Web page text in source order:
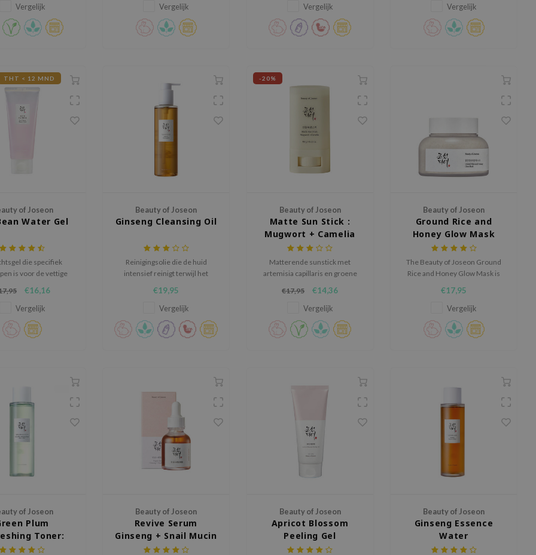
Vergelijk
effect.
Vergelijk Vergelijk Vergelijk
THT < 12 MND
of Joseon
Water Gel
die specifiek
is voor de vettige
€16,16
Vergelijk
Beauty of Joseon
Ginseng Cleansing Oil
Reinigingsolie die de huid
intensief reinigt terwijl het
€19,95
Vergelijk
-20%
Beauty of Joseon
Matte Sun Stick :
Mugwort + Camelia
Matterende sunstick met
artemisia capillaris en groene
verzorging.
€17,95 €14,36
Vergelijk
Beauty of Joseon
Ground Rice and
Honey Glow Mask
The Beauty of Joseon Ground
Rice and Honey Glow Mask is
huid hydrateert, verheldert en
zuivert.
€17,95
Vergelijk
of Joseon
Plum
Toner:
AHA + BHA
Beauty of Joseon
Revive Serum
Ginseng + Snail Mucin
Beauty of Joseon
Apricot Blossom
Peeling Gel
Beauty of Joseon
Ginseng Essence
Water